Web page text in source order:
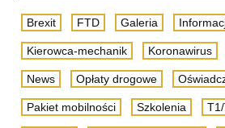
Brexit FTD Galeria
Kierowca-mechanik Koronawirus
News Opłaty drogowe
Pakiet mobilności Szkolenia